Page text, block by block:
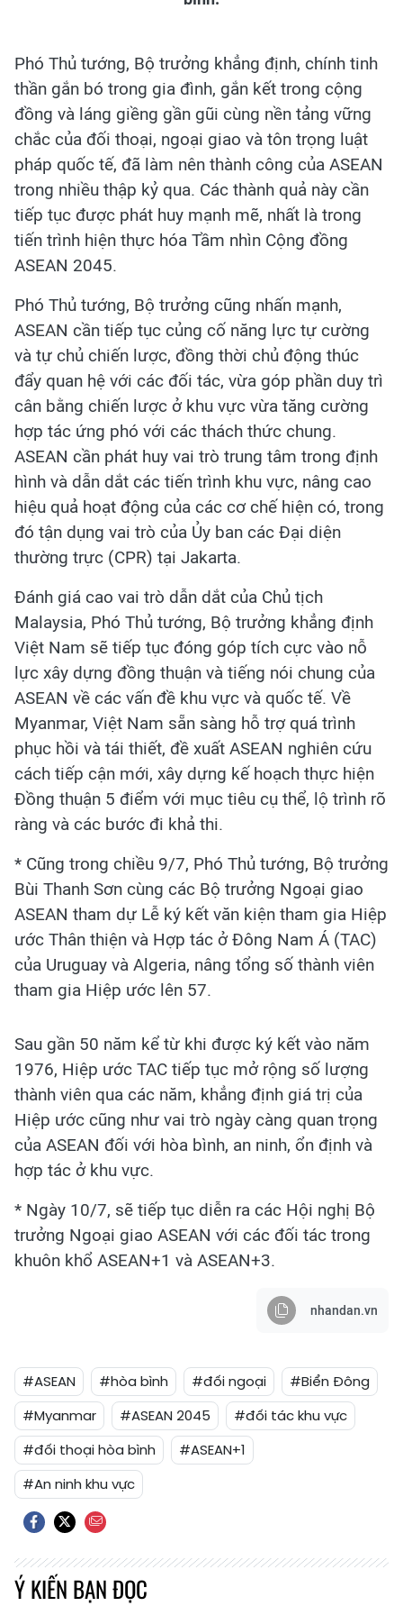
Phó Thủ tướng, Bộ trưởng khẳng định, chính tinh
thần gắn bó trong gia đình, gắn kết trong cộng
đồng và láng giềng gần gũi cùng nền tảng vững
chắc của đối thoại, ngoại giao và tôn trọng luật
pháp quốc tế, đã làm nên thành công của ASEAN
trong nhiều thập kỷ qua. Các thành quả này cần
tiếp tục được phát huy mạnh mẽ, nhất là trong
tiến trình hiện thực hóa Tầm nhìn Cộng đồng
ASEAN 2045.
Phó Thủ tướng, Bộ trưởng cũng nhấn mạnh,
ASEAN cần tiếp tục củng cố năng lực tự cường
và tự chủ chiến lược, đồng thời chủ động thúc
đẩy quan hệ với các đối tác, vừa góp phần duy trì
cân bằng chiến lược ở khu vực vừa tăng cường
hợp tác ứng phó với các thách thức chung.
ASEAN cần phát huy vai trò trung tâm trong định
hình và dẫn dắt các tiến trình khu vực, nâng cao
hiệu quả hoạt động của các cơ chế hiện có, trong
đó tận dụng vai trò của Ủy ban các Đại diện
thường trực (CPR) tại Jakarta.
Đánh giá cao vai trò dẫn dắt của Chủ tịch
Malaysia, Phó Thủ tướng, Bộ trưởng khẳng định
Việt Nam sẽ tiếp tục đóng góp tích cực vào nỗ
lực xây dựng đồng thuận và tiếng nói chung của
ASEAN về các vấn đề khu vực và quốc tế. Về
Myanmar, Việt Nam sẵn sàng hỗ trợ quá trình
phục hồi và tái thiết, đề xuất ASEAN nghiên cứu
cách tiếp cận mới, xây dựng kế hoạch thực hiện
Đồng thuận 5 điểm với mục tiêu cụ thể, lộ trình rõ
ràng và các bước đi khả thi.
* Cũng trong chiều 9/7, Phó Thủ tướng, Bộ trưởng
Bùi Thanh Sơn cùng các Bộ trưởng Ngoại giao
ASEAN tham dự Lễ ký kết văn kiện tham gia Hiệp
ước Thân thiện và Hợp tác ở Đông Nam Á (TAC)
của Uruguay và Algeria, nâng tổng số thành viên
tham gia Hiệp ước lên 57.
Sau gần 50 năm kể từ khi được ký kết vào năm
1976, Hiệp ước TAC tiếp tục mở rộng số lượng
thành viên qua các năm, khẳng định giá trị của
Hiệp ước cũng như vai trò ngày càng quan trọng
của ASEAN đối với hòa bình, an ninh, ổn định và
hợp tác ở khu vực.
* Ngày 10/7, sẽ tiếp tục diễn ra các Hội nghị Bộ
trưởng Ngoại giao ASEAN với các đối tác trong
khuôn khổ ASEAN+1 và ASEAN+3.
nhandan.vn
#ASEAN #hòa bình #đối ngoại
#Biển Đông
#Myanmar
#ASEAN 2045
#đối tác khu vực
#đối thoại hòa bình
#ASEAN+1
#An ninh khu vực
Ý KIẾN BẠN ĐỌC